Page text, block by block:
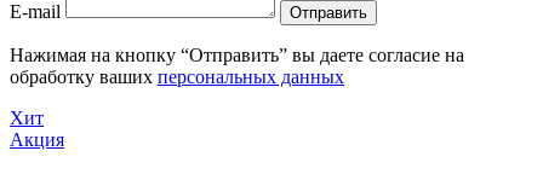
E-mail Отправить
Нажимая на кнопку “Отправить” вы даете согласие на
обработку ваших персональных данных
Хит
Акция